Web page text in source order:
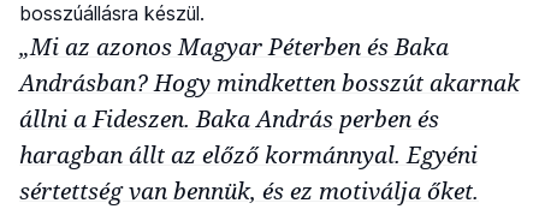
bosszúállásra készül.
„Mi az azonos Magyar Péterben és Baka
Andrásban? Hogy mindketten bosszút akarnak
állni a Fideszen. Baka András perben és
haragban állt az előző kormánnyal. Egyéni
sértettség van bennük, és ez motiválja őket.